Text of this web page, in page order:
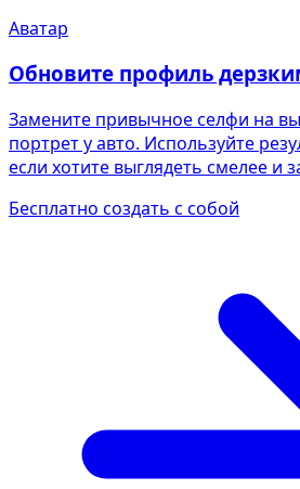
Аватар
Обновите профиль
Замените привычное селфи на
портрет у авто. Используйте
если хотите выглядеть смелее и
Бесплатно создать с собой